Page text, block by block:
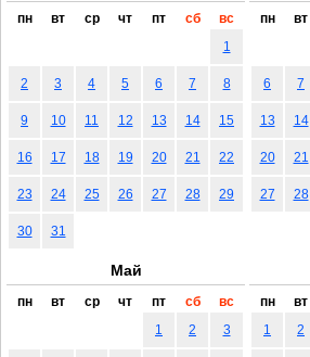
пн вт ср чт пт сб
вс
1
2 3 4 5 6 7 8
9 10 11 12 13 14 15
16 17 18 19 20 21 22
23 24 25 26 27 28 29
30 31
пн вт
6 7
13 14
20 21
27 28
Май
пн вт ср чт пт сб
вс
1
2 3
пн вт
1
2